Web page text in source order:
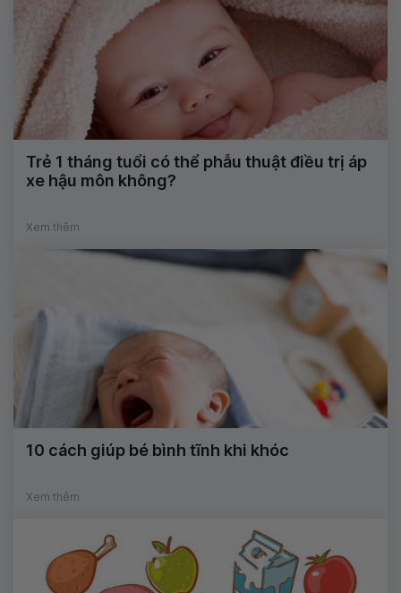
Trẻ 1 tháng tuổi có thể phẫu thuật điều trị áp
xe hậu môn không?
Xem thêm
10 cách giúp bé bình tĩnh khi khóc
Xem thêm